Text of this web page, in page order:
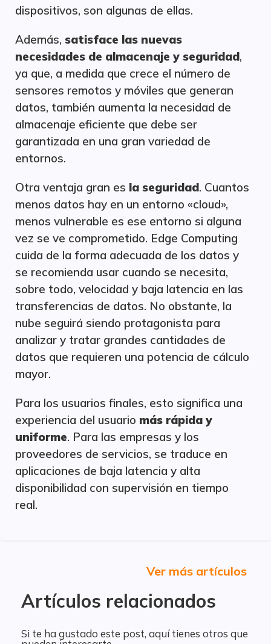
dispositivos, son algunas de ellas.
Además, satisface las nuevas
necesidades de almacenaje y seguridad,
ya que, a medida que crece el número de
sensores remotos y móviles que generan
datos, también aumenta la necesidad de
almacenaje eficiente que debe ser
garantizada en una gran variedad de
entornos.
Otra ventaja gran es la seguridad. Cuantos
menos datos hay en un entorno «cloud»,
menos vulnerable es ese entorno si alguna
vez se ve comprometido. Edge Computing
cuida de la forma adecuada de los datos y
se recomienda usar cuando se necesita,
sobre todo, velocidad y baja latencia en las
transferencias de datos. No obstante, la
nube seguirá siendo protagonista para
analizar y tratar grandes cantidades de
datos que requieren una potencia de cálculo
mayor.
Para los usuarios finales, esto significa una
experiencia del usuario más rápida y
uniforme. Para las empresas y los
proveedores de servicios, se traduce en
aplicaciones de baja latencia y alta
disponibilidad con supervisión en tiempo
real.
Artículos relacionados
Ver más artículos
Si te ha gustado este post, aquí tienes otros que